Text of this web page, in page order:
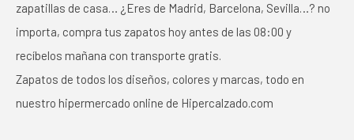
zapatillas de casa… ¿Eres de Madrid, Barcelona, Sevilla…? no
importa, compra tus zapatos hoy antes de las 08:00 y
recíbelos mañana con transporte gratis.
Zapatos de todos los diseños, colores y marcas, todo en
nuestro hipermercado online de Hipercalzado.com